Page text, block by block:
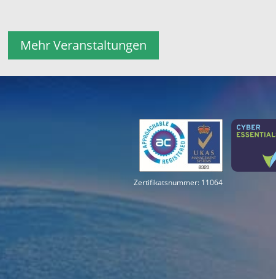
Mehr Veranstaltungen
Zertifikatsnummer: 11064